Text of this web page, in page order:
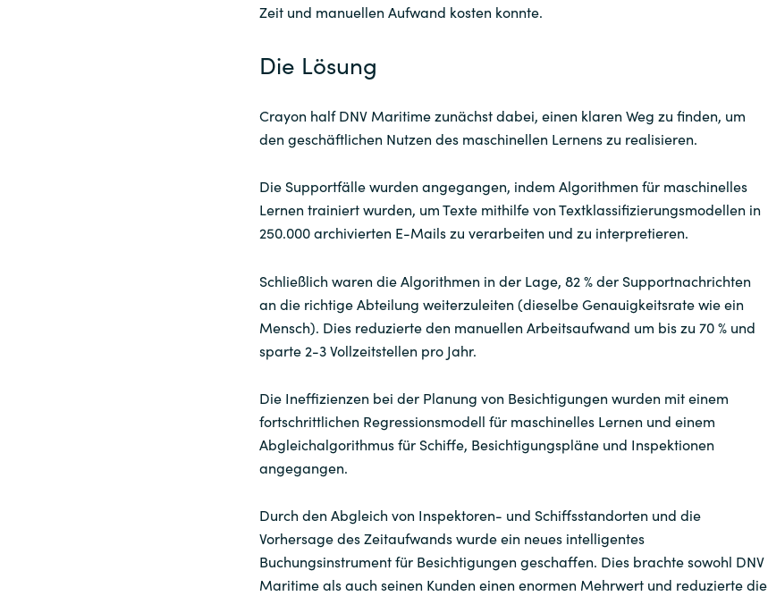
Zeit und manuellen Aufwand kosten konnte.
Die Lösung
Crayon half DNV Maritime zunächst dabei, einen klaren Weg zu finden, um
den geschäftlichen Nutzen des maschinellen Lernens zu realisieren.
Die Supportfälle wurden angegangen, indem Algorithmen für maschinelles
Lernen trainiert wurden, um Texte mithilfe von Textklassifizierungsmodellen in
250.000 archivierten E-Mails zu verarbeiten und zu interpretieren.
Schließlich waren die Algorithmen in der Lage, 82 % der Supportnachrichten
an die richtige Abteilung weiterzuleiten (dieselbe Genauigkeitsrate wie ein
Mensch). Dies reduzierte den manuellen Arbeitsaufwand um bis zu 70 % und
sparte 2-3 Vollzeitstellen pro Jahr.
Die Ineffizienzen bei der Planung von Besichtigungen wurden mit einem
fortschrittlichen Regressionsmodell für maschinelles Lernen und einem
Abgleichalgorithmus für Schiffe, Besichtigungspläne und Inspektionen
angegangen.
Durch den Abgleich von Inspektoren- und Schiffsstandorten und die
Vorhersage des Zeitaufwands wurde ein neues intelligentes
Buchungsinstrument für Besichtigungen geschaffen. Dies brachte sowohl DNV
Maritime als auch seinen Kunden einen enormen Mehrwert und reduzierte die